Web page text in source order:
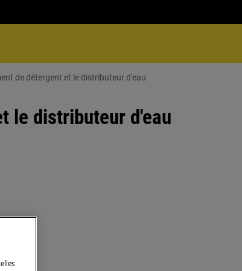
de détergent et le distributeur d'eau
le distributeur d'eau